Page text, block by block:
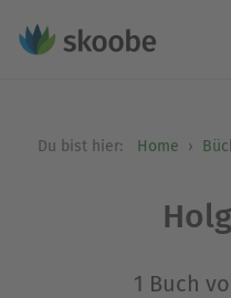
Du bist hier: Home
1 Buch